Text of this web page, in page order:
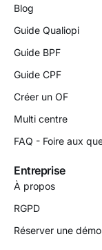
Blog
Guide Qualiopi
Guide BPF
Guide CPF
Créer un OF
Multi centre
FAQ - Foire aux
Entreprise
À propos
RGPD
Réserver une démo